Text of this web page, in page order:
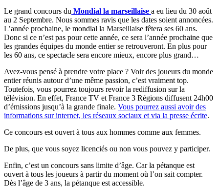
Le grand concours du Mondial la marseillaise a eu lieu du 30 août
au 2 Septembre. Nous sommes ravis que les dates soient annoncées.
L’année prochaine, le mondial la Marseillaise fêtera ses 60 ans.
Donc si ce n’est pas pour cette année, ce sera l’année prochaine que
les grandes équipes du monde entier se retrouveront. En plus pour
les 60 ans, ce spectacle sera encore mieux, encore plus grand…
Avez-vous pensé à prendre votre place ? Voir des joueurs du monde
entier réunis autour d’une même passion, c’est vraiment top.
Toutefois, vous pourrez toujours revoir la rediffusion sur la
télévision. En effet, France TV et France 3 Régions diffusent 24h00
d’émissions jusqu’à la grande finale. Vous pourrez aussi avoir des
informations sur internet, les réseaux sociaux et via la presse écrite.
Ce concours est ouvert à tous aux hommes comme aux femmes.
De plus, que vous soyez licenciés ou non vous pouvez y participer.
Enfin, c’est un concours sans limite d’âge. Car la pétanque est
ouvert à tous les joueurs à partir du moment où l’on sait compter.
Dès l’âge de 3 ans, la pétanque est accessible.